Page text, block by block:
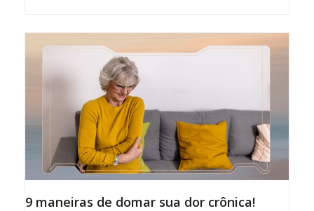
9 maneiras de domar sua dor crônica!